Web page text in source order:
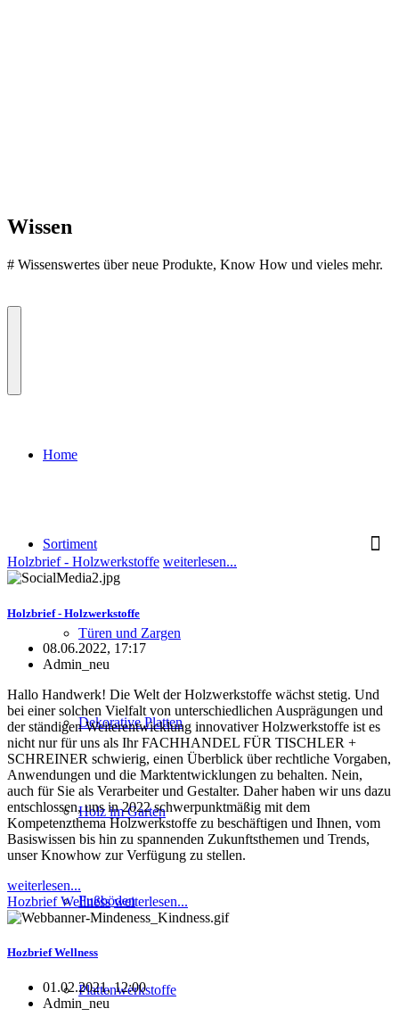
Home
Sortiment
Türen und Zargen
Dekorative Platten
Holz im Garten
Fußböden
Plattenwerkstoffe
Wissen
# Wissenswertes über neue Produkte, Know How und vieles mehr.
Holzbrief - Holzwerkstoffe weiterlesen...
Holzbrief - Holzwerkstoffe
08.06.2022, 17:17
Admin_neu
Hallo Handwerk! Die Welt der Holzwerkstoffe wächst stetig. Und
bei einer solchen Vielfalt von unterschiedlichen Ausprägungen und
der ständigen Weiterentwicklung innovativer Holzwerkstoffe ist es
nicht nur für uns als Ihr FACHHANDEL FÜR TISCHLER +
SCHREINER schwierig, einen Überblick über rechtliche Vorgaben,
Anwendungen und die Marktentwicklungen zu behalten. Nein,
auch für Sie als Verarbeiter und Gestalter. Daher haben wir uns dazu
entschlossen, uns in 2022 schwerpunktmäßig mit dem
Kompetenzthema Holzwerkstoffe zu beschäftigen und Ihnen, vom
Basiswissen bis hin zu spannenden Zukunftsthemen und Trends,
unser Know­how zur Verfügung zu stellen.
weiterlesen...
Hozbrief Wellness weiterlesen...
Hozbrief Wellness
01.02.2021, 12:00
Admin_neu